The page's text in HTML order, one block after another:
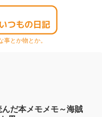
とか物とか。
だ本メモメモ～海賊